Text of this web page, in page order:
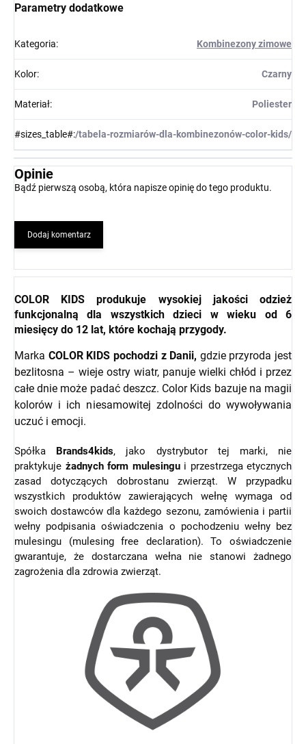
Parametry dodatkowe
Kategoria: Kombinezony zimowe
Kolor: Czarny
Materiał: Poliester
#sizes_table#:/tabela-rozmiarów-dla-kombinezonów-color-kids/
Opinie
Bądź pierwszą osobą, która napisze opinię do tego produktu.
Dodaj komentarz
COLOR KIDS produkuje wysokiej jakości odzież
funkcjonalną dla wszystkich dzieci w wieku od 6
miesięcy do 12 lat, które kochają przygody.
Marka COLOR KIDS pochodzi z Danii, gdzie przyroda jest
bezlitosna – wieje ostry wiatr, panuje wielki chłód i przez
całe dnie może padać deszcz. Color Kids bazuje na magii
kolorów i ich niesamowitej zdolności do wywoływania
uczuć i emocji.
Spółka Brands4kids, jako dystrybutor tej marki, nie
praktykuje żadnych form mulesingui przestrzega etycznych
zasad dotyczących dobrostanu zwierząt. W przypadku
wszystkich produktów zawierających wełnę wymaga od
swoich dostawców dla każdego sezonu, zamówienia i partii
wełny podpisania oświadczenia o pochodzeniu wełny bez
mulesingu (mulesing free declaration). To oświadczenie
gwarantuje, że dostarczana wełna nie stanowi żadnego
zagrożenia dla zdrowia zwierząt.